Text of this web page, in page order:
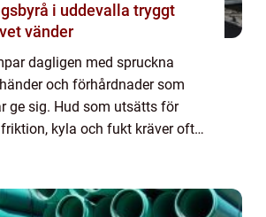
i uddevalla tryggt
vänder
dagligen med spruckna
och förhårdnader som
ge sig. Hud som utsätts för
kyla och fukt kräver ofta